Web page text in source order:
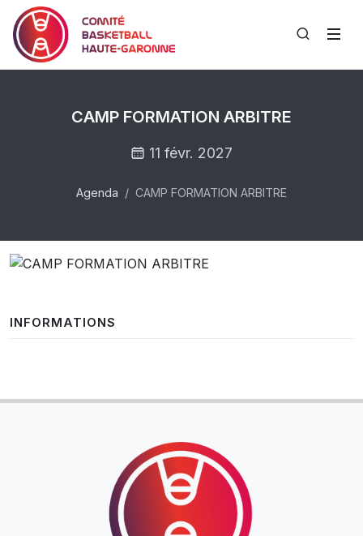
CAMP FORMATION ARBITRE
11 févr. 2027
Agenda CAMP FORMATION ARBITRE
INFORMATIONS